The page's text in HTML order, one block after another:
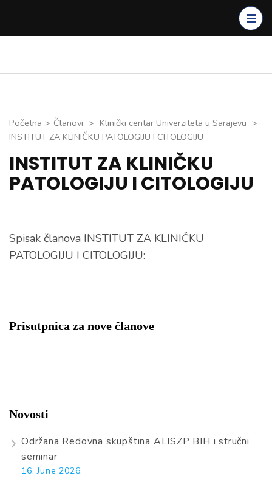
Enter)
Početna > Članovi > Klinički centar Univerziteta u Sarajevu >
INSTITUT ZA KLINIČKU PATOLOGIJU I CITOLOGIJU
INSTITUT ZA KLINIČKU
PATOLOGIJU I CITOLOGIJU
Spisak članova INSTITUT ZA KLINIČKU
PATOLOGIJU I CITOLOGIJU:
Prisutpnica za nove članove
Novosti
Održana Redovna skupština ALISZP BIH i stručni
seminar
16. June 2026.